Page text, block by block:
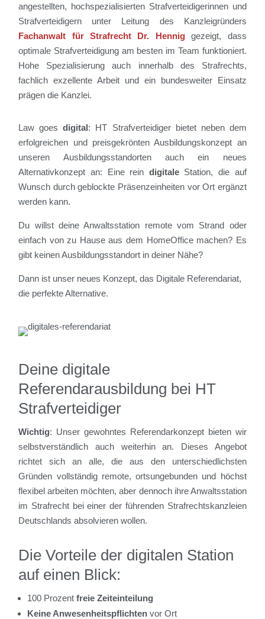
angestellten, hochspezialisierten Strafverteidigerinnen und
Strafverteidigern unter Leitung des Kanzleigründers
Fachanwalt für Strafrecht Dr. Henniggezeigt, dass
optimale Strafverteidigung am besten im Team funktioniert.
Hohe Spezialisierung auch innerhalb des Strafrechts,
fachlich exzellente Arbeit und ein bundesweiter Einsatz
prägen die Kanzlei.
Law goesdigital: HT Strafverteidiger bietet neben dem
erfolgreichen und preisgekrönten Ausbildungskonzept an
unseren Ausbildungsstandorten auch ein neues
Alternativkonzept an: Eine rein digitaleStation, die auf
Wunsch durch geblockte Präsenzeinheiten vor Ort ergänzt
werden kann.
Du willst deine Anwaltsstation remote vom Strand oder
einfach von zu Hause aus dem HomeOffice machen? Es
gibt keinen Ausbildungsstandort in deiner Nähe?
Dann ist unser neues Konzept, das Digitale Referendariat,
die perfekte Alternative.
Deine digitale
Referendarausbildung bei HT
Strafverteidiger
Wichtig: Unser gewohntes Referendarkonzept bieten wir
selbstverständlich auch weiterhin an. Dieses Angebot
richtet sich an alle, die aus den unterschiedlichsten
Gründen vollständig remote, ortsungebunden und höchst
flexibel arbeiten möchten, aber dennoch ihre Anwaltsstation
im Strafrecht bei einer der führenden Strafrechtskanzleien
Deutschlands absolvieren wollen.
Die Vorteile der digitalen Station
auf einen Blick:
100 Prozentfreie Zeiteinteilung
Keine Anwesenheitspflichten vor Ort